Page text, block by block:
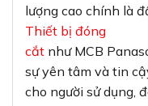
lượng cao chính là
Thiết bị đóng
cắt như MCB
sự yên tâm và tin
cho người sử dụng,